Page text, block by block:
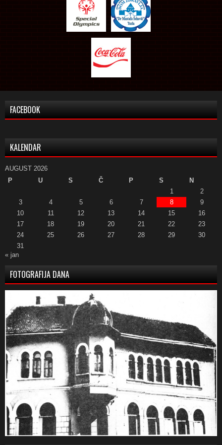
FACEBOOK
KALENDAR
AUGUST 2026
P
U S Č P S
N
1
2
3
4 5 6 7 8
9
10
11 12 13 14 15
16
17
18 19 20 21 22
23
24
25 26 27 28 29
30
31
« jan
FOTOGRAFIJA DANA